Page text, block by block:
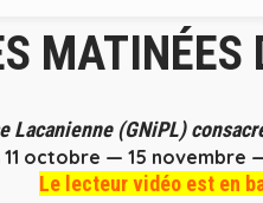
MATINÉES
Lacanienne (GNiPL)
11 octobre — 15 novembre
Le lecteur vidéo est en